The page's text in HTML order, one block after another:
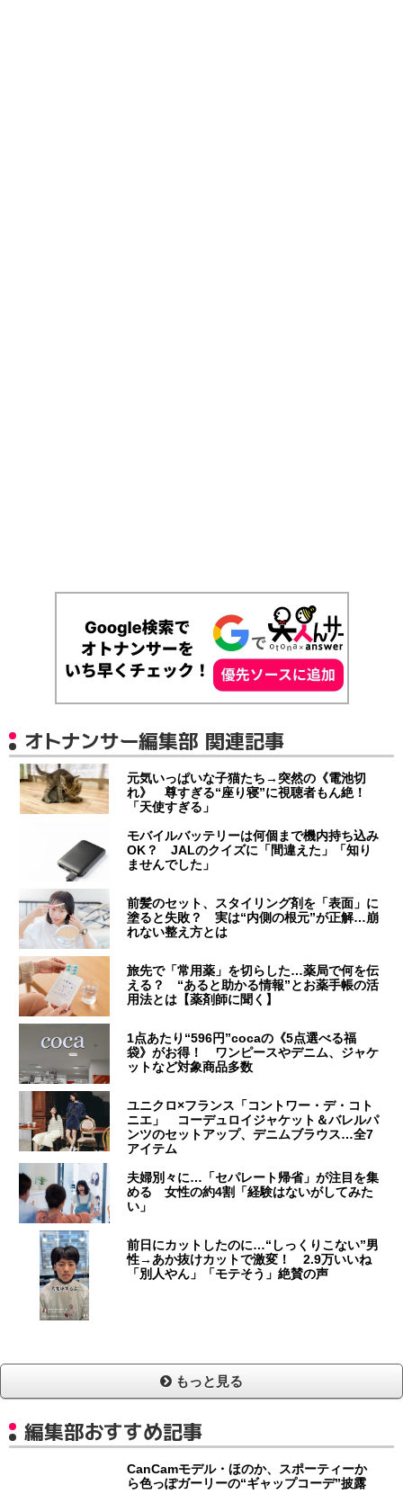
オトナンサー編集部 関連記事
元気いっぱいな子猫たち→突然の《電池切
れ》 尊すぎる“座り寝”に視聴者もん絶！
「天使すぎる」
モバイルバッテリーは何個まで機内持ち込み
OK？ JALのクイズに「間違えた」「知り
ませんでした」
前髪のセット、スタイリング剤を「表面」に
塗ると失敗？ 実は“内側の根元”が正解…崩
れない整え方とは
旅先で「常用薬」を切らした…薬局で何を伝
える？ “あると助かる情報”とお薬手帳の活
用法とは【薬剤師に聞く】
1点あたり“596円”cocaの《5点選べる福
袋》がお得！ ワンピースやデニム、ジャケ
ットなど対象商品多数
ユニクロ×フランス「コントワー・デ・コト
ニエ」 コーデュロイジャケット＆バレルパ
ンツのセットアップ、デニムブラウス…全7
アイテム
夫婦別々に…「セパレート帰省」が注目を集
める 女性の約4割「経験はないがしてみた
い」
前日にカットしたのに…“しっくりこない”男
性→あか抜けカットで激変！ 2.9万いいね
「別人やん」「モテそう」絶賛の声
もっと見る
編集部おすすめ記事
CanCamモデル・ほのか、スポーティーか
ら色っぽガーリーの“ギャップコーデ”披露